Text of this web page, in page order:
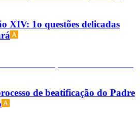
XIV: 1o questões delicadas
de beatificação do Padre